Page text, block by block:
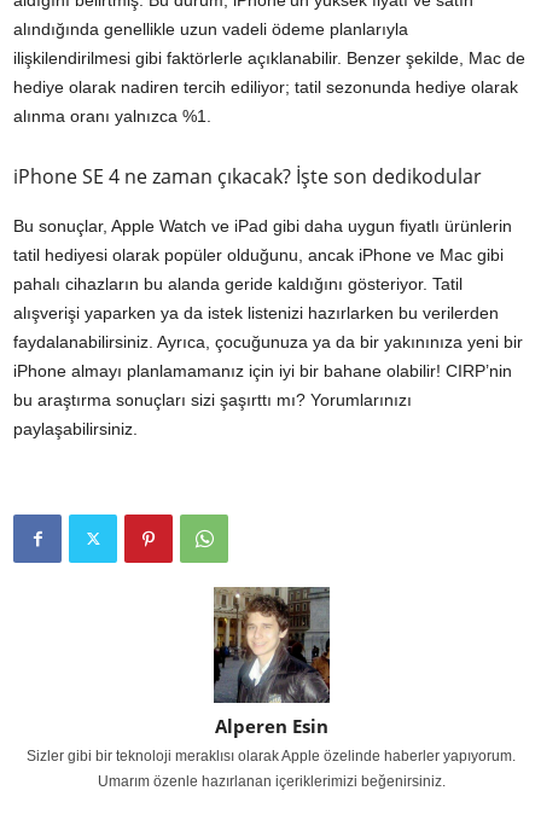
alındığında genellikle uzun vadeli ödeme planlarıyla
ilişkilendirilmesi gibi faktörlerle açıklanabilir. Benzer şekilde, Mac de
hediye olarak nadiren tercih ediliyor; tatil sezonunda hediye olarak
alınma oranı yalnızca %1.
iPhone SE 4 ne zaman çıkacak? İşte son dedikodular
Bu sonuçlar, Apple Watch ve iPad gibi daha uygun fiyatlı ürünlerin
tatil hediyesi olarak popüler olduğunu, ancak iPhone ve Mac gibi
pahalı cihazların bu alanda geride kaldığını gösteriyor. Tatil
alışverişi yaparken ya da istek listenizi hazırlarken bu verilerden
faydalanabilirsiniz. Ayrıca, çocuğunuza ya da bir yakınınıza yeni bir
iPhone almayı planlamamanız için iyi bir bahane olabilir! CIRP’nin
bu araştırma sonuçları sizi şaşırttı mı? Yorumlarınızı
paylaşabilirsiniz.
Alperen Esin
Sizler gibi bir teknoloji meraklısı olarak Apple özelinde haberler yapıyorum.
Umarım özenle hazırlanan içeriklerimizi beğenirsiniz.